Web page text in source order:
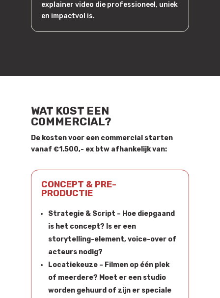
explainer video die professioneel, uniek
en impactvol is.
WAT KOST EEN
COMMERCIAL?
De kosten voor een commercial starten
vanaf €1.500,- ex btw afhankelijk van:
CONCEPT & PRE-
PRODUCTIE
Strategie & Script – Hoe diepgaand
is het concept? Is er een
storytelling-element, voice-over of
acteurs nodig?
Locatiekeuze– Filmen op één plek
of meerdere? Moet er een studio
worden gehuurd of zijn er speciale